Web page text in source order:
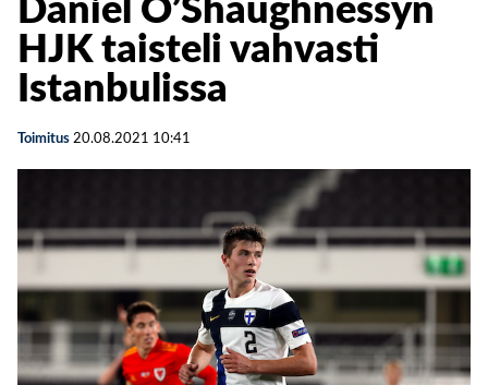
Daniel O’Shaughnessyn
HJK taisteli vahvasti
Istanbulissa
Toimitus 20.08.2021 10:41